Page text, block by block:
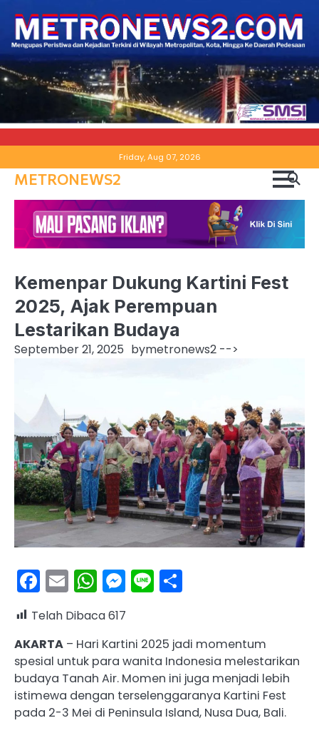
to
content
Friday, Aug 07, 2026
METRONEWS2
Kemenpar Dukung Kartini Fest
2025, Ajak Perempuan
Lestarikan Budaya
September 21, 2025 bymetronews2 -->
Facebook
EmailWhatsApp
Messenger
Line
Telah Dibaca617
AKARTA – Hari Kartini 2025 jadi momentum
spesial untuk para wanita Indonesia melestarikan
budaya Tanah Air. Momen ini juga menjadi lebih
istimewa dengan terselenggaranya Kartini Fest
pada 2-3 Mei di Peninsula Island, Nusa Dua, Bali.